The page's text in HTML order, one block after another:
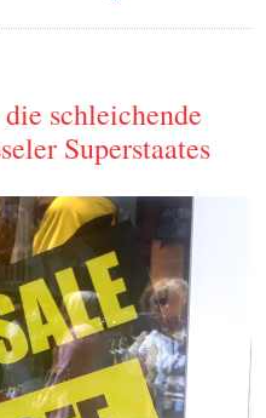
schleichende
Superstaates